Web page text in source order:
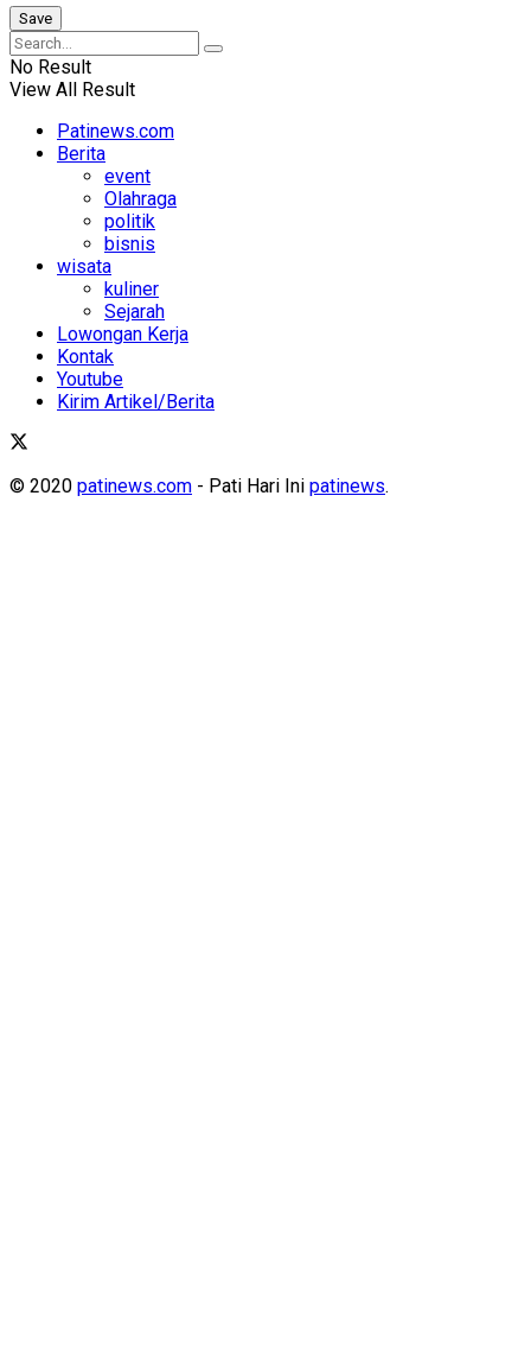
No Result
View All Result
Patinews.com
Berita
event
Olahraga
politik
bisnis
wisata
kuliner
Sejarah
Lowongan Kerja
Kontak
Youtube
Kirim Artikel/Berita
© 2020 patinews.com - Pati Hari Ini patinews.